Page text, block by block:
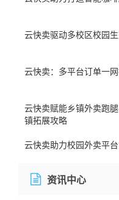
云快卖驱动多校区校园
云快卖：多平台订单一
云快卖赋能乡镇外卖跑
镇拓展攻略
云快卖助力校园外卖平
资讯中心